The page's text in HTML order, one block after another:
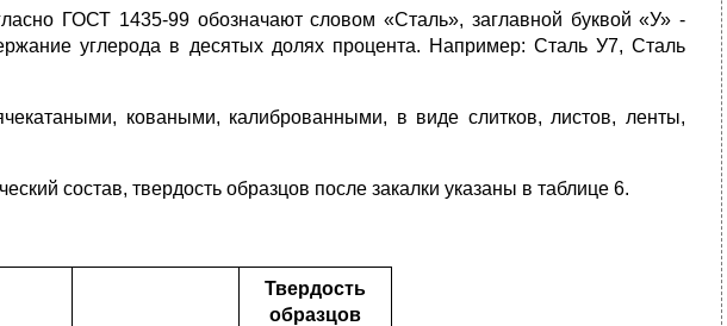
ГОСТ 1435-99 обозначают словом «Сталь», заглавной буквой «У» -
углерода в десятых долях процента. Например: Сталь У7, Сталь
коваными, калиброванными, в виде слитков, листов, ленты,
состав, твердость образцов после закалки указаны в таблице 6.
Твердость
образцов